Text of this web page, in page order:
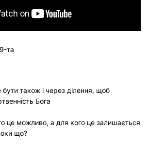
та
також і через ділення, щоб
Бога
це можливо, а для кого це залишається
що?